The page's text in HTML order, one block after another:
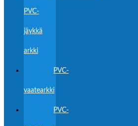
PVC-
jäykkä
arkki
PVC-
vaatearkki
PVC-